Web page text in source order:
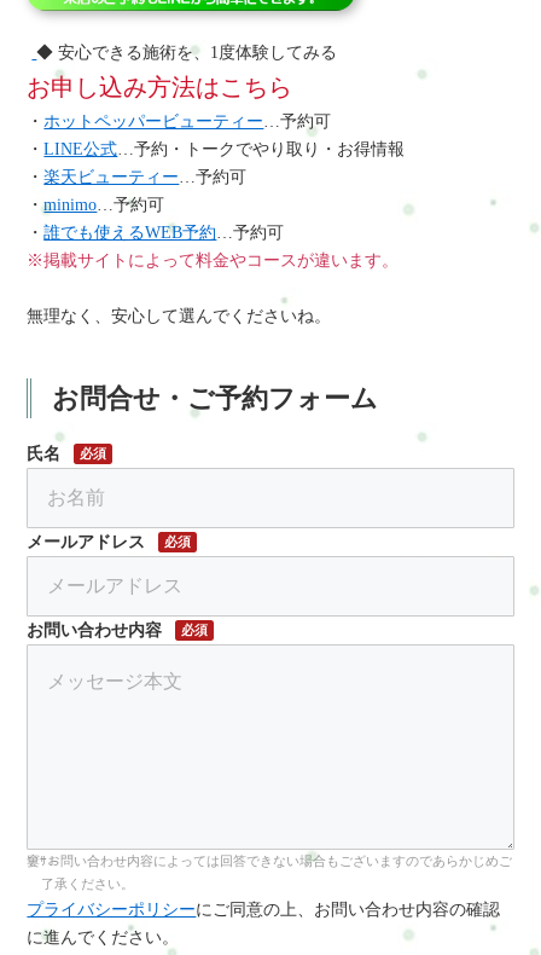
◆ 安心できる施術を、1度体験してみる
お申し込み方法はこちら
・ ホットペッパービューティー …予約可
・LINE公式 …予約・トークでやり取り・お得情報
・楽天ビューティー …予約可
・minimo …予約可
・誰でも使えるWEB予約 …予約可
※掲載サイトによって料金やコースが違います。
無理なく、安心して選んでくださいね。
お問合せ・ご予約フォーム
氏名 必須
メールアドレス 必須
お問い合わせ内容 必須
お問い合わせ内容によっては回答できない場合もございますのであらかじめご
了承ください。
プライバシーポリシーにご同意の上、お問い合わせ内容の確認
に進んでください。